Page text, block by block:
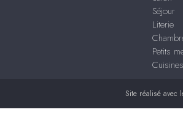
Séjour
Literie
Petits
Site réalisé avec